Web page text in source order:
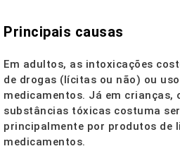
Principais causas
Em adultos, as intoxicações
de drogas (lícitas ou não) ou
medicamentos. Já em crianças,
substâncias tóxicas costuma
principalmente por produtos de
medicamentos.